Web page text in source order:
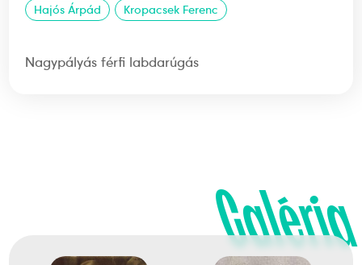
Hajós Árpád
Kropacsek Ferenc
Nagypályás férfi labdarúgás
Galéria